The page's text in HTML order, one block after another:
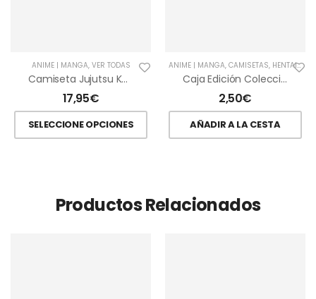
ANIME | MANGA, VER TODAS
Camiseta Jujutsu Kaisen Mahito
17,95€
SELECCIONE OPCIONES
ANIME | MANGA, CAMISETAS, HENTAI | ECCHI
Caja Edición Coleccionista Pilares
2,50€
AÑADIR A LA CESTA
Productos Relacionados